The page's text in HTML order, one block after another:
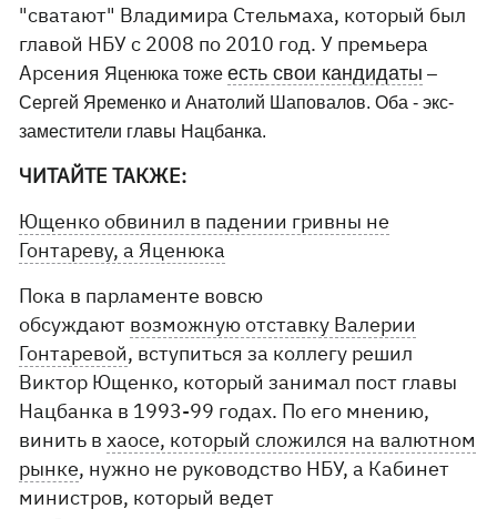
"сватают" Владимира Стельмаха, который был
главой НБУ с 2008 по 2010 год. У премьера
Арсения Яценюка тожеесть свои кандидаты –
Сергей Яременко и Анатолий Шаповалов. Оба - экс-
заместители главы Нацбанка.
ЧИТАЙТЕ ТАКЖЕ:
Ющенко обвинил в падении гривны не
Гонтареву, а Яценюка
Пока в парламенте вовсю
обсуждают возможную отставку Валерии
Гонтаревой, вступиться за коллегу решил
Виктор Ющенко, который занимал пост главы
Нацбанка в 1993-99 годах. По его мнению,
винить вхаосе, который сложился на валютном
рынке, нужно не руководство НБУ, а Кабинет
министров, который ведет